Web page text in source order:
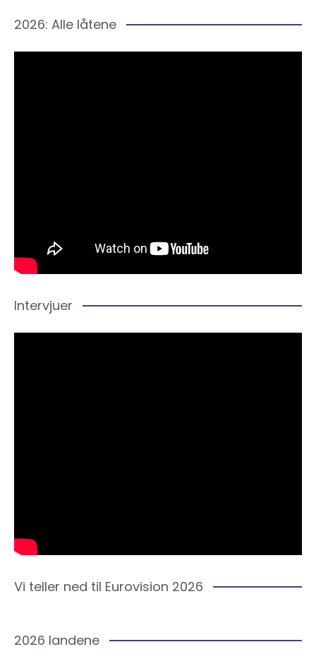
2026: Alle låtene
Intervjuer
Vi teller ned til Eurovision 2026
2026 landene